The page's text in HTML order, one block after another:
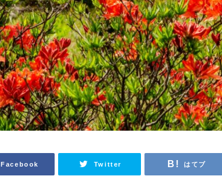
Facebook Twitter はてブ